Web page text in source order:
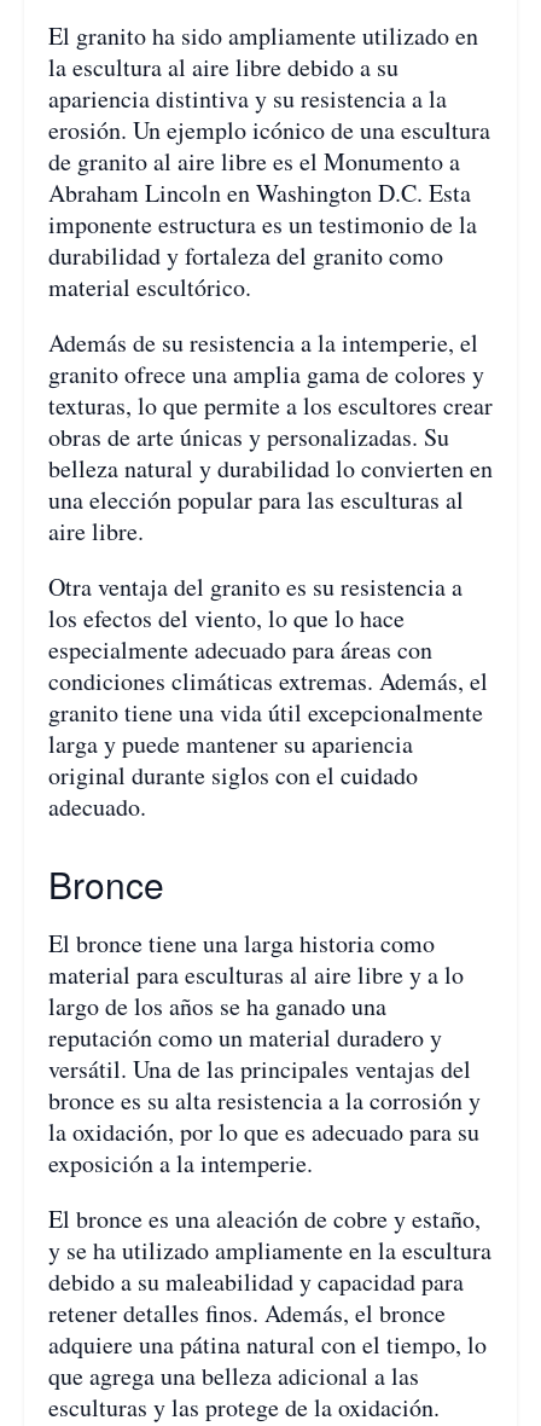
El granito ha sido ampliamente utilizado en
la escultura al aire libre debido a su
apariencia distintiva y su resistencia a la
erosión. Un ejemplo icónico de una escultura
de granito al aire libre es el Monumento a
Abraham Lincoln en Washington D.C. Esta
imponente estructura es un testimonio de la
durabilidad y fortaleza del granito como
material escultórico.
Además de su resistencia a la intemperie, el
granito ofrece una amplia gama de colores y
texturas, lo que permite a los escultores crear
obras de arte únicas y personalizadas. Su
belleza natural y durabilidad lo convierten en
una elección popular para las esculturas al
aire libre.
Otra ventaja del granito es su resistencia a
los efectos del viento, lo que lo hace
especialmente adecuado para áreas con
condiciones climáticas extremas. Además, el
granito tiene una vida útil excepcionalmente
larga y puede mantener su apariencia
original durante siglos con el cuidado
adecuado.
Bronce
El bronce tiene una larga historia como
material para esculturas al aire libre y a lo
largo de los años se ha ganado una
reputación como un material duradero y
versátil. Una de las principales ventajas del
bronce es su alta resistencia a la corrosión y
la oxidación, por lo que es adecuado para su
exposición a la intemperie.
El bronce es una aleación de cobre y estaño,
y se ha utilizado ampliamente en la escultura
debido a su maleabilidad y capacidad para
retener detalles finos. Además, el bronce
adquiere una pátina natural con el tiempo, lo
que agrega una belleza adicional a las
esculturas y las protege de la oxidación.